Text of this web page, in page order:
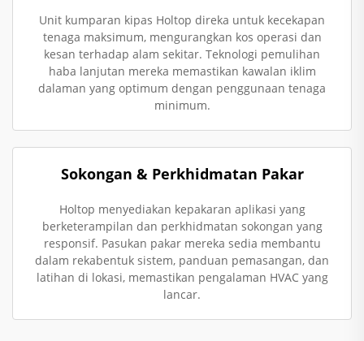
Unit kumparan kipas Holtop direka untuk kecekapan
tenaga maksimum, mengurangkan kos operasi dan
kesan terhadap alam sekitar. Teknologi pemulihan
haba lanjutan mereka memastikan kawalan iklim
dalaman yang optimum dengan penggunaan tenaga
minimum.
Sokongan & Perkhidmatan Pakar
Holtop menyediakan kepakaran aplikasi yang
berketerampilan dan perkhidmatan sokongan yang
responsif. Pasukan pakar mereka sedia membantu
dalam rekabentuk sistem, panduan pemasangan, dan
latihan di lokasi, memastikan pengalaman HVAC yang
lancar.